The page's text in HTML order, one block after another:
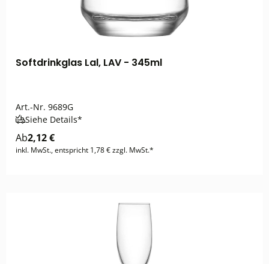
Softdrinkglas Lal, LAV - 345ml
Art.-Nr. 9689G
Siehe Details*
Ab2,12 €
inkl. MwSt., entspricht 1,78 € zzgl. MwSt.*